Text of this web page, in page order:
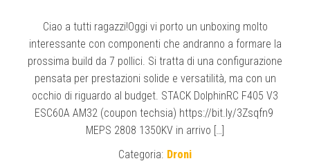
Ciao a tutti ragazzi!Oggi vi porto un unboxing molto
interessante con componenti che andranno a formare la
prossima build da 7 pollici. Si tratta di una configurazione
pensata per prestazioni solide e versatilità, ma con un
occhio di riguardo al budget. STACK DolphinRC F405 V3
ESC60A AM32 (coupon techsia) https://bit.ly/3Zsqfn9
MEPS 2808 1350KV in arrivo […]
Categoria: Droni